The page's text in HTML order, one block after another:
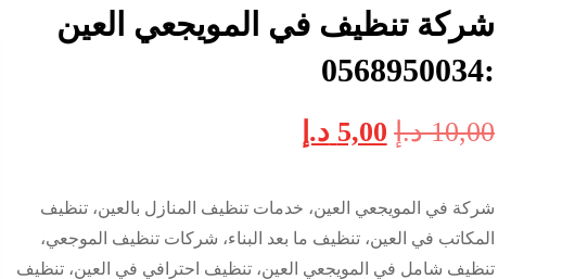
شركة تنظيف في المويجعي العين
:0568950034
10,00 د.إ 5,00 د.إ
شركة في المويجعي العين، خدمات تنظيف المنازل بالعين، تنظيف
المكاتب في العين، تنظيف ما بعد البناء، شركات تنظيف الموجعي،
تنظيف شامل في المويجعي العين، تنظيف احترافي في العين، تنظيف